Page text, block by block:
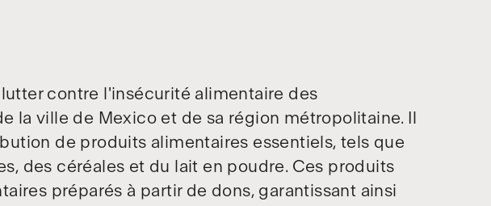
contre l'insécurité alimentaire des
la ville de Mexico et de sa région métropolitaine. Il
de produits alimentaires essentiels, tels que
des céréales et du lait en poudre. Ces produits
préparés à partir de dons, garantissant ainsi